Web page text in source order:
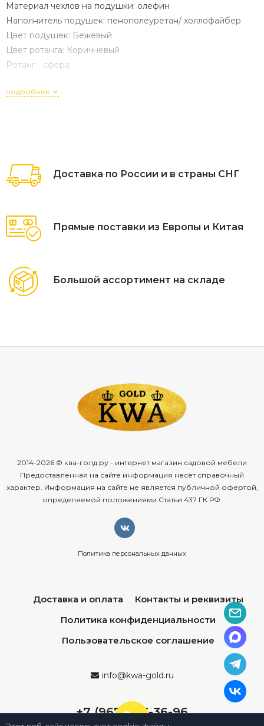
Материал чехлов на подушки: олефин
Наполнитель подушек: пенополеуретан/ холлофайбер
Цвет подушек: Бежевый
Цвет ротанга: Коричневый
Ротанг - сфера
подробнее
Доставка по России и в страны СНГ
Прямые поставки из Европы и Китая
Большой ассортимент на складе
2014-2026 © ква-голд.ру - интернет магазин садовой мебели
Предоставленная на сайте информация несёт справочный
характер. Информация на сайте не является публичной офертой,
определяемой положениями Статьи 437 ГК РФ.
Политика персональных данных
Доставка и оплата
Контакты и реквизиты
Политика конфиденциальности
Пользовательское соглашение
info@kwa-gold.ru
+7 (967) 013-36-96